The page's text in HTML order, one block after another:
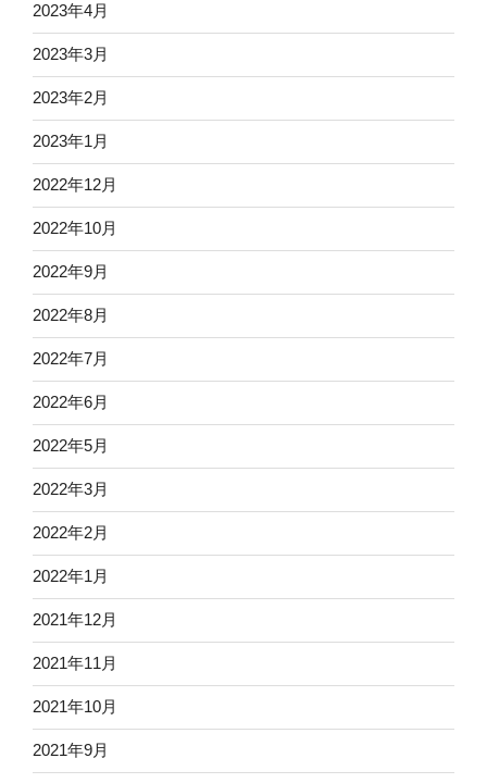
2023年4月
2023年3月
2023年2月
2023年1月
2022年12月
2022年10月
2022年9月
2022年8月
2022年7月
2022年6月
2022年5月
2022年3月
2022年2月
2022年1月
2021年12月
2021年11月
2021年10月
2021年9月